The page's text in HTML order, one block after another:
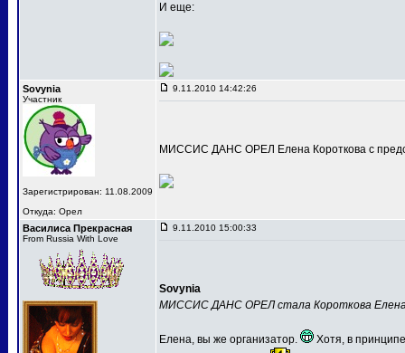
И еще:
Sovynia
Участник
Зарегистрирован: 11.08.2009
Откуда: Орел
9.11.2010 14:42:26
МИССИС ДАНС ОРЕЛ Елена Короткова с
Василиса Прекрасная
From Russia With Love
9.11.2010 15:00:33
Sovynia
МИССИС ДАНС ОРЕЛ стала Короткова
Елена, вы же организатор. Хотя, в